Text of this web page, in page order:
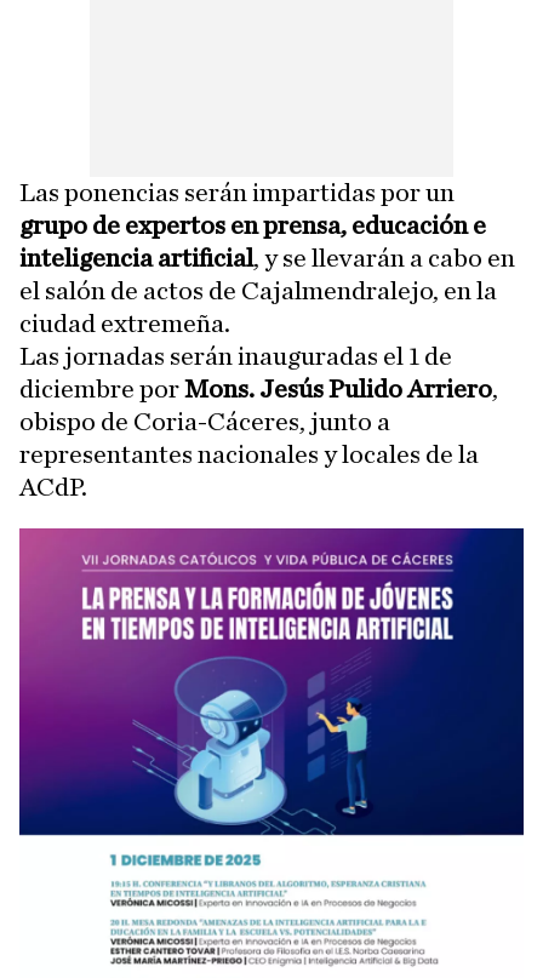
Las ponencias serán impartidas por un
grupo de expertos en prensa, educación e
inteligencia artificial, y se llevarán a cabo en
el salón de actos de Cajalmendralejo, en la
ciudad extremeña.
Las jornadas serán inauguradas el 1 de
diciembre porMons. Jesús Pulido Arriero,
obispo de Coria-Cáceres, junto a
representantes nacionales y locales de la
ACdP.